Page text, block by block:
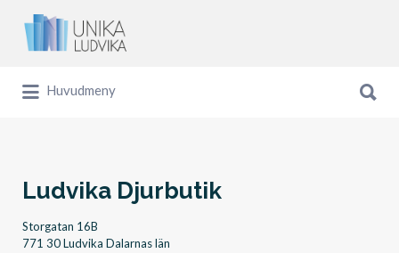
Sök
efter:
Huvudmeny
efter:
Ludvika Djurbutik
Storgatan 16B
771 30 Ludvika Dalarnas län